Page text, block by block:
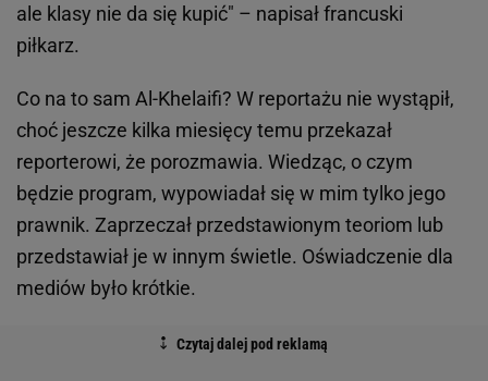
ale klasy nie da się kupić" – napisał francuski
piłkarz.
Co na to sam Al-Khelaifi? W reportażu nie wystąpił,
choć jeszcze kilka miesięcy temu przekazał
reporterowi, że porozmawia. Wiedząc, o czym
będzie program, wypowiadał się w mim tylko jego
prawnik. Zaprzeczał przedstawionym teoriom lub
przedstawiał je w innym świetle. Oświadczenie dla
mediów było krótkie.